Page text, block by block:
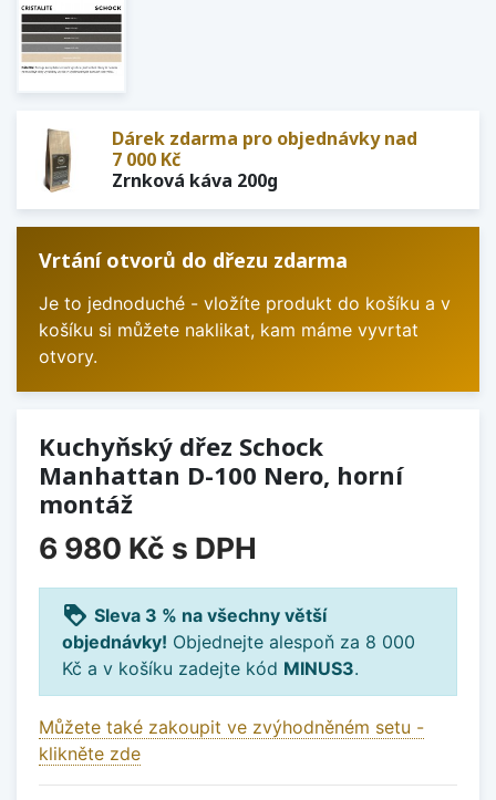
Dárek zdarma pro objednávky nad
7 000 Kč
Zrnková káva 200g
Vrtání otvorů do dřezu zdarma
Je to jednoduché - vložíte produkt do košíku a v
košíku si můžete naklikat, kam máme vyvrtat
otvory.
Kuchyňský dřez Schock
Manhattan D-100 Nero, horní
montáž
6 980 Kč s DPH
loyalty Sleva 3 % na všechny větší
objednávky! Objednejte alespoň za 8 000
Kč a v košíku zadejte kód MINUS3.
Můžete také zakoupit ve zvýhodněném setu -
klikněte zde